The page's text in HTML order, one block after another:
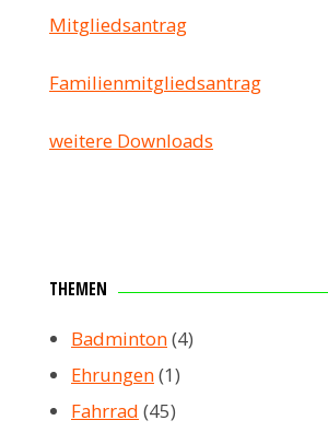
Mitgliedsantrag
Familienmitgliedsantrag
weitere Downloads
THEMEN
Badminton(4)
Ehrungen(1)
Fahrrad (45)